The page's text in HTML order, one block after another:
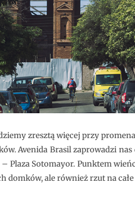
zresztą więcej przy
Avenida Brasil zaprowadzi
Plaza Sotomayor. Punktem
ale również rzut na